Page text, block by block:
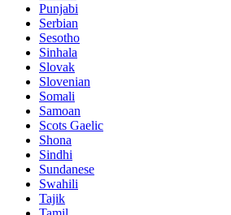
Punjabi
Serbian
Sesotho
Sinhala
Slovak
Slovenian
Somali
Samoan
Scots Gaelic
Shona
Sindhi
Sundanese
Swahili
Tajik